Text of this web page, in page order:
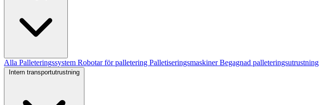
Alla Palleteringssystem Robotar för palletering PalletiseringsmaskinerBegagnad palleteringsutrustning
Intern transportutrustning